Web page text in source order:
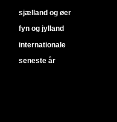
sjælland og øer
fyn og jylland
internationale
seneste år